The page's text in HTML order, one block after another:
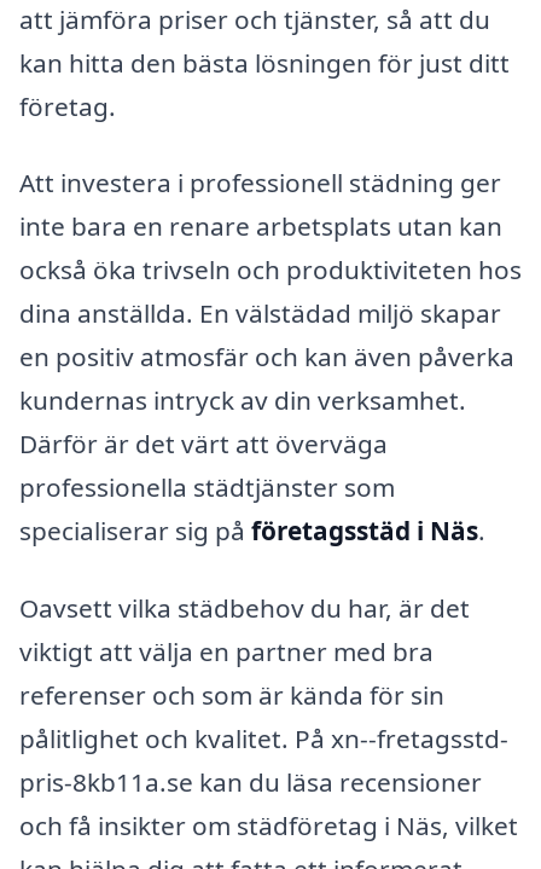
att jämföra priser och tjänster, så att du
kan hitta den bästa lösningen för just ditt
företag.
Att investera i professionell städning ger
inte bara en renare arbetsplats utan kan
också öka trivseln och produktiviteten hos
dina anställda. En välstädad miljö skapar
en positiv atmosfär och kan även påverka
kundernas intryck av din verksamhet.
Därför är det värt att överväga
professionella städtjänster som
specialiserar sig på företagsstäd i Näs.
Oavsett vilka städbehov du har, är det
viktigt att välja en partner med bra
referenser och som är kända för sin
pålitlighet och kvalitet. På xn--fretagsstd-
pris-8kb11a.se kan du läsa recensioner
och få insikter om städföretag i Näs, vilket